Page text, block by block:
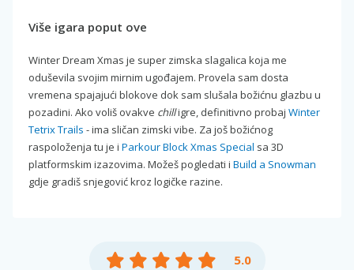
Više igara poput ove
Winter Dream Xmas je super zimska slagalica koja me
oduševila svojim mirnim ugođajem. Provela sam dosta
vremena spajajući blokove dok sam slušala božićnu glazbu u
pozadini. Ako voliš ovakve chilligre, definitivno probaj Winter
Tetrix Trails - ima sličan zimski vibe. Za još božićnog
raspoloženja tu je i Parkour Block Xmas Special sa 3D
platformskim izazovima. Možeš pogledati i Build a Snowman
gdje gradiš snjegović kroz logičke razine.
5.0